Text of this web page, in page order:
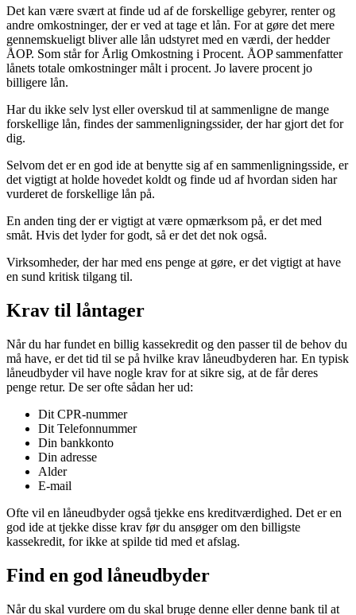
Det kan være svært at finde ud af de forskellige gebyrer, renter og
andre omkostninger, der er ved at tage et lån. For at gøre det mere
gennemskueligt bliver alle lån udstyret med en værdi, der hedder
ÅOP. Som står for Årlig Omkostning i Procent. ÅOP sammenfatter
lånets totale omkostninger målt i procent. Jo lavere procent jo
billigere lån.
Har du ikke selv lyst eller overskud til at sammenligne de mange
forskellige lån, findes der sammenligningssider, der har gjort det for
dig.
Selvom det er en god ide at benytte sig af en sammenligningsside, er
det vigtigt at holde hovedet koldt og finde ud af hvordan siden har
vurderet de forskellige lån på.
En anden ting der er vigtigt at være opmærksom på, er det med
småt. Hvis det lyder for godt, så er det det nok også.
Virksomheder, der har med ens penge at gøre, er det vigtigt at have
en sund kritisk tilgang til.
Krav til låntager
Når du har fundet en billig kassekredit og den passer til de behov du
må have, er det tid til se på hvilke krav låneudbyderen har. En typisk
låneudbyder vil have nogle krav for at sikre sig, at de får deres
penge retur. De ser ofte sådan her ud:
Dit CPR-nummer
Dit Telefonnummer
Din bankkonto
Din adresse
Alder
E-mail
Ofte vil en låneudbyder også tjekke ens kreditværdighed. Det er en
god ide at tjekke disse krav før du ansøger om den billigste
kassekredit, for ikke at spilde tid med et afslag.
Find en god låneudbyder
Når du skal vurdere om du skal bruge denne eller denne bank til at